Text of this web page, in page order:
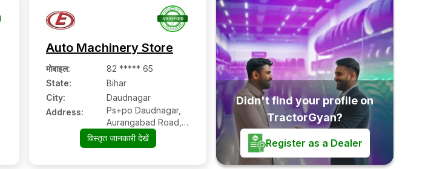
Auto Machinery Store
मोबाइल:
82 ***** 65
State:
Bihar
City:
Daudnagar
Address:
Ps+po Daudnagar,
Aurangabad Road,
Tiwari Muhala
विस्तृत जानकारी देखें
Didn't find your profile on
TractorGyan?
Register as a Dealer